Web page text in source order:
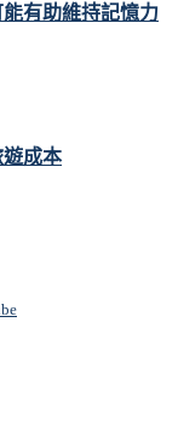
有助維持記憶力
遊成本